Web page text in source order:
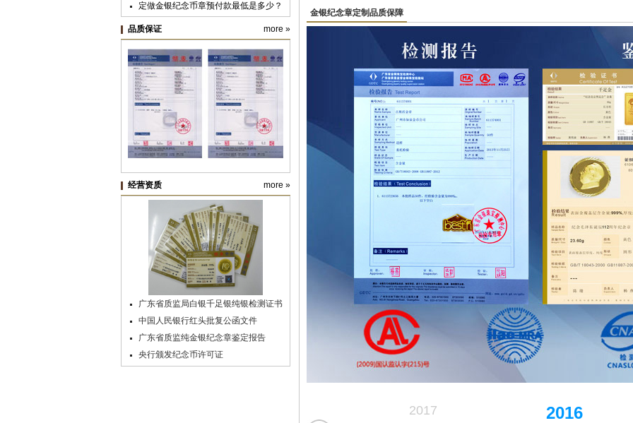
金银纪念章定制品质保障
2017 2016
定做金银纪念币章预付款最低是多少？
黄金纯金首饰新国标明年实施，“千足
金”标准取消
纪念银币制作与纪念金币定制：明确使
用目的很重要
纪念币盒子的九大类价格及档次
纯金银纪念章定制材料价格预算
品质保证 more »
经营资质 more »
广东省质监局白银千足银纯银检测证书
中国人民银行红头批复公函文件
广东省质监纯金银纪念章鉴定报告
央行颁发纪念币许可证